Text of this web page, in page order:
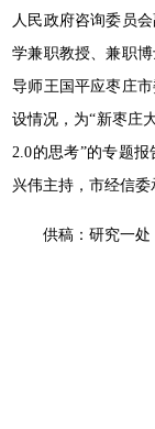
人民政府咨询委员
学兼职教授、兼职
导师王国平应枣庄
设情况，为“新枣庄
2.0的思考”的专题
兴伟主持，市经信委
供稿：研究一处